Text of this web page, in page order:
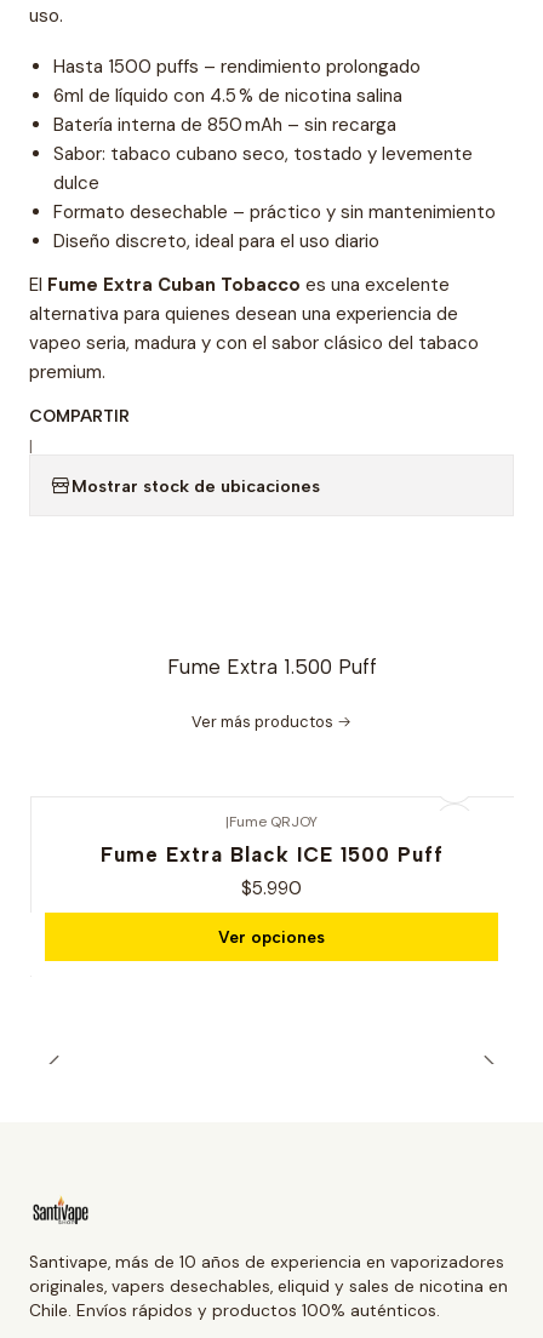
uso.
Hasta 1500 puffs – rendimiento prolongado
6ml de líquido con 4.5 % de nicotina salina
Batería interna de 850 mAh – sin recarga
Sabor: tabaco cubano seco, tostado y levemente
dulce
Formato desechable – práctico y sin mantenimiento
Diseño discreto, ideal para el uso diario
El Fume Extra Cuban Tobacco es una excelente
alternativa para quienes desean una experiencia de
vapeo seria, madura y con el sabor clásico del tabaco
premium.
COMPARTIR
|
Mostrar stock de ubicaciones
Fume Extra 1.500 Puff
Ver más productos
|Fume QRJOY
Fume Extra Black ICE 1500 Puff
$5.990
Ver opciones
Santivape, más de 10 años de experiencia en vaporizadores
originales, vapers desechables, eliquid y sales de nicotina en
Chile. Envíos rápidos y productos 100% auténticos.